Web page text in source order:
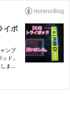
イポ
ンプ
ド」
まし
d(*・